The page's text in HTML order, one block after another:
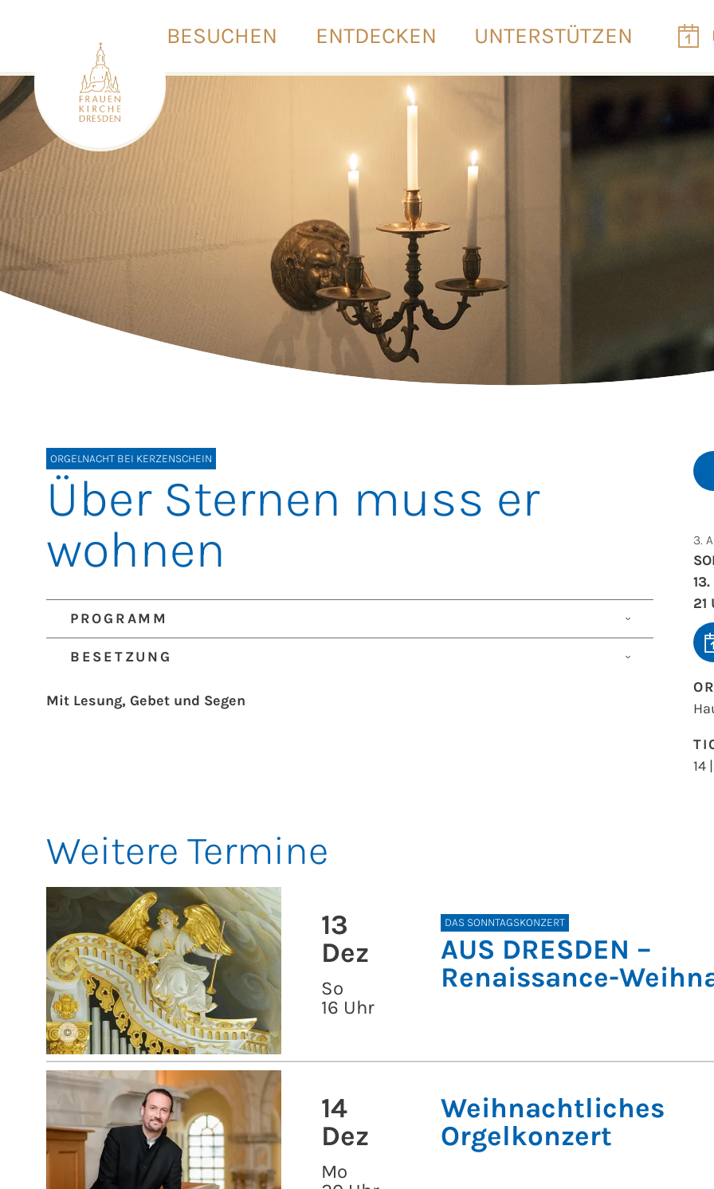
BESUCHEN ENTDECKEN UNTERSTÜTZEN
ORGELNACHT BEI KERZENSCHEIN
Über Sternen muss er
wohnen
PROGRAMM
Werke vonFranz Lehrndorfer, Peter Wittrich, Jan Janca
BESETZUNG
Lesung, Gebet und SegenFrauenkirchenpfarrerin Angelika Behnke
Mit Lesung, Gebet und Segen
3.
21
14
Weitere Termine
©
13
Dez
So
16 Uhr
DAS SONNTAGSKONZERT
AUS DRESDEN –
Renaissance-
14
Dez
Mo
Weihnachtliches
Orgelkonzert